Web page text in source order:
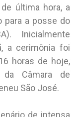
última hora, a
para a posse do
Inicialmente
a cerimônia foi
horas de hoje,
da Câmara de
São José.
de intensa